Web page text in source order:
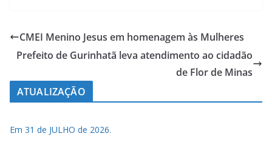
CMEI Menino Jesus em homenagem às Mulheres
Prefeito de Gurinhatã leva atendimento ao cidadão
de Flor de Minas
ATUALIZAÇÃO
Em 31 de JULHO de 2026.